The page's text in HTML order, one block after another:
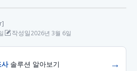
작성일2026년 3월 6일
사솔루션 알아보기 →